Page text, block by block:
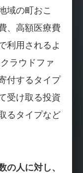
域の町おこ
、高額医療費
利用されるよ
ラウドファ
付するタイプ
受け取る投資
るタイプなど
の人に対し、